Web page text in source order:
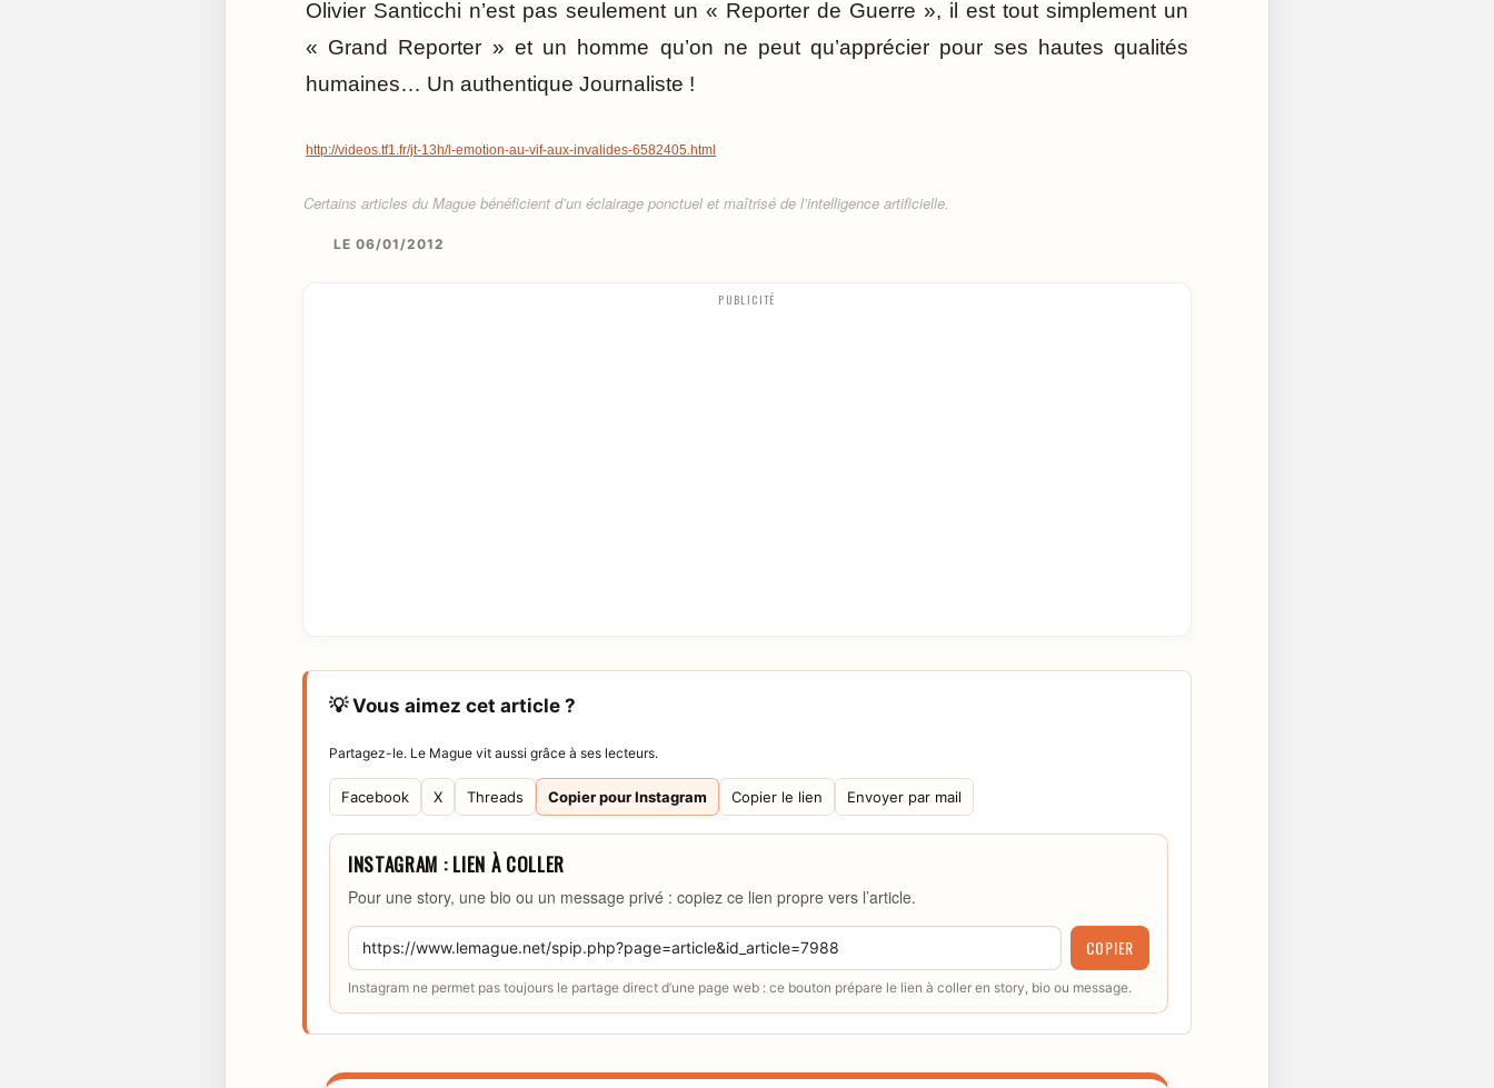
Olivier Santicchi n’est pas seulement un « Reporter de Guerre », il est tout simplement un
« Grand Reporter » et un homme qu’on ne peut qu’apprécier pour ses hautes qualités
humaines… Un authentique Journaliste !
http://videos.tf1.fr/jt-13h/l-emotion-au-vif-aux-invalides-6582405.html
Certains articles du Mague bénéficient d’un éclairage ponctuel et maîtrisé de l’intelligence artificielle.
LE 06/01/2012
PUBLICITÉ
💡 Vous aimez cet article ?
Partagez-le. Le Mague vit aussi grâce à ses lecteurs.
Facebook X Threads Copier pour Instagram Copier le lien Envoyer par mail
INSTAGRAM : LIEN À COLLER
Pour une story, une bio ou un message privé : copiez ce lien propre vers l’article.
COPIER
Instagram ne permet pas toujours le partage direct d’une page web : ce bouton prépare le lien à coller en story, bio ou message.